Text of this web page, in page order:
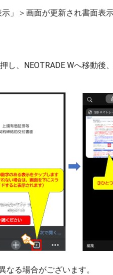
」＞画面が更新され書面表
し、NEOTRADE Wへ移動後
なる場合がございます。